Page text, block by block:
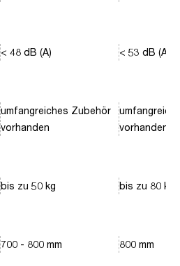
< 48 dB (A)
umfangreiches Zubehör
vorhanden
bis zu 50 kg
700 - 800 mm
< 53 dB (A)
vorhanden
bis zu 80 kg
800 mm